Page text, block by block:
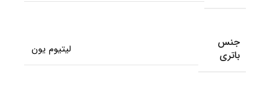
جنس
باتری
لیتیوم یون